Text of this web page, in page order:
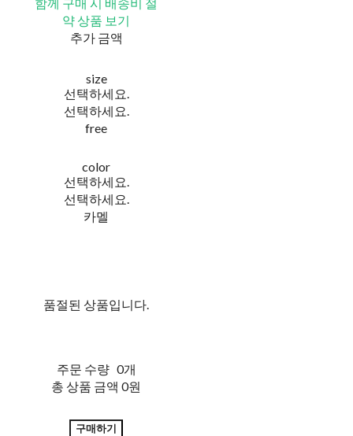
함께 구매 시 배송비 절
약 상품 보기
추가 금액
size
선택하세요.
선택하세요.
free
color
선택하세요.
선택하세요.
카멜
품절된 상품입니다.
주문 수량 0개
총 상품 금액 0원
구매하기